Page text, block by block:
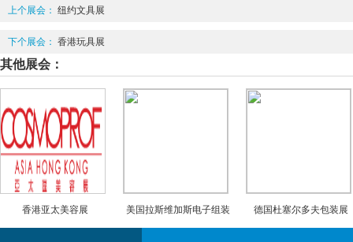
上个展会： 纽约文具展
下个展会： 香港玩具展
其他展会：
香港亚太美容展
美国拉斯维加斯电子组装
展APEX
德国杜塞尔多夫包装展